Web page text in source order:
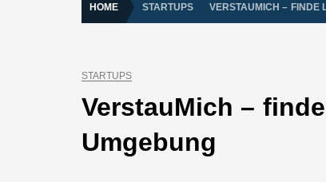
HOME STARTUPS VERSTAUMICH – FINDE
STARTUPS
VerstauMich –
Umgebung